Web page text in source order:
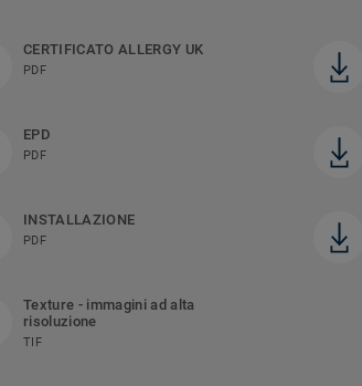
CERTIFICATO ALLERGY UK
PDF
EPD
PDF
INSTALLAZIONE
PDF
Texture - immagini ad alta
risoluzione
TIF